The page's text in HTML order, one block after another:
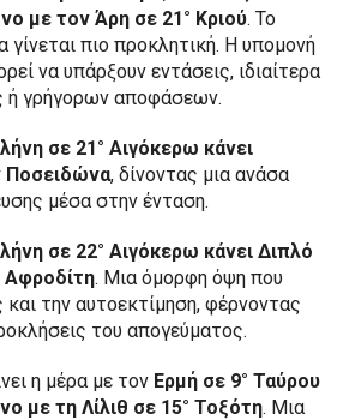
με τον Άρη σε 21° Κριού. Το
γίνεται πιο προκλητική. Η υπομονή
να υπάρξουν εντάσεις, ιδιαίτερα
ή γρήγορων αποφάσεων.
σε 21° Αιγόκερω κάνει
Ποσειδώνα, δίνοντας μια ανάσα
μέσα στην ένταση.
σε 22° Αιγόκερω κάνει Διπλό
. Μια όμορφη όψη που
την αυτοεκτίμηση, φέρνοντας
του απογεύματος.
η μέρα με τον Ερμή σε 9° Ταύρου
με τη Λίλιθ σε 15° Τοξότη. Μια